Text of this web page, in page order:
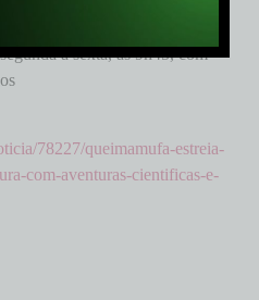
a sexta, às 9h45, com
78227/queimamufa-estreia-
com-aventuras-cientificas-e-